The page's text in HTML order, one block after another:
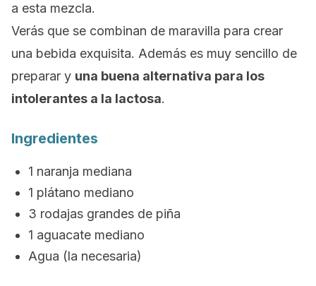
a esta mezcla.
Verás que se combinan de maravilla para crear
una bebida exquisita. Además es muy sencillo de
preparar y una buena alternativa para los
intolerantes a la lactosa.
Ingredientes
1 naranja mediana
1 plátano mediano
3 rodajas grandes de piña
1 aguacate mediano
Agua (la necesaria)